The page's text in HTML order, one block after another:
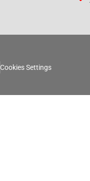
Cookies Settings